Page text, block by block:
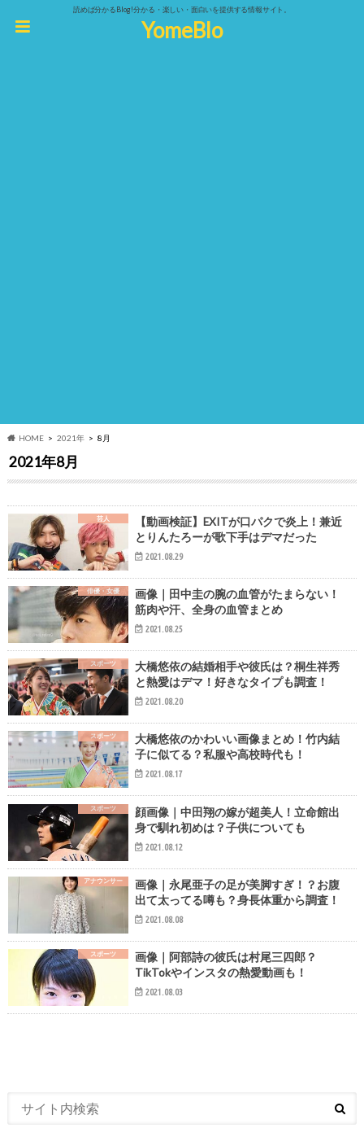
読めば分かるBlog!分かる・楽しい・面白いを提供する情報サイト。
YomeBlo
HOME 2021年 8月
2021年8月
芸人
【動画検証】EXITが口パクで炎上！兼近
とりんたろーが歌下手はデマだった
2021.08.29
俳優・女優
画像｜田中圭の腕の血管がたまらない！
筋肉や汗、全身の血管まとめ
2021.08.25
スポーツ
大橋悠依の結婚相手や彼氏は？桐生祥秀
と熱愛はデマ！好きなタイプも調査！
2021.08.20
スポーツ
大橋悠依のかわいい画像まとめ！竹内結
子に似てる？私服や高校時代も！
2021.08.17
スポーツ
顔画像｜中田翔の嫁が超美人！立命館出
身で馴れ初めは？子供についても
2021.08.12
アナウンサー
画像｜永尾亜子の足が美脚すぎ！？お腹
出て太ってる噂も？身長体重から調査！
2021.08.08
スポーツ
画像｜阿部詩の彼氏は村尾三四郎？
TikTokやインスタの熱愛動画も！
2021.08.03